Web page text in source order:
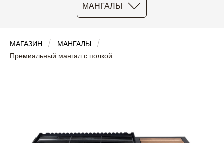
МАНГАЛЫ
МАГАЗИН
МАНГАЛЫ
Премиальный мангал с полкой.